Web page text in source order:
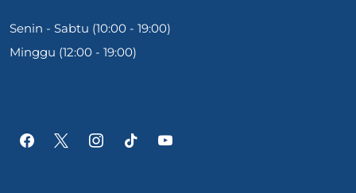
Senin - Sabtu (10:00 - 19:00)
Minggu (12:00 - 19:00)